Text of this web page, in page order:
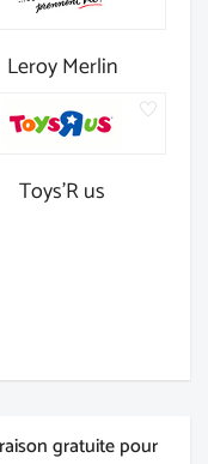
Leroy Merlin
Toys'R us
gratuite pour